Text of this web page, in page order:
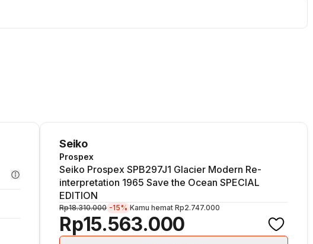
Seiko
Prospex
Seiko Prospex SPB297J1 Glacier Modern Re-
interpretation 1965 Save the Ocean SPECIAL
EDITION
Rp15.563.000
Rp18.310.000 -15% Kamu hemat Rp2.747.000